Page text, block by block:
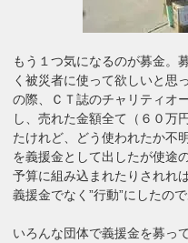
もう１つ気になるのが募金。
く被災者に使って欲しいと思
の際、ＣＴ誌のチャリティオ
し、売れた金額全て（６０万
たけれど、どう使われたか不
を義援金として出したが使途
予算に組み込まれたりされれ
義援金でなく”行動”にしたので
いろんな団体で義援金を募っ